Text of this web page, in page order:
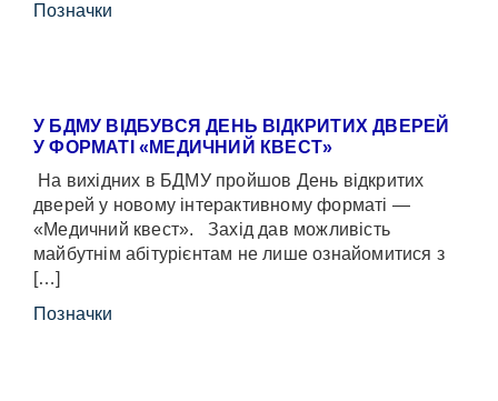
Позначки
У БДМУ ВІДБУВСЯ ДЕНЬ ВІДКРИТИХ ДВЕРЕЙ
У ФОРМАТІ «МЕДИЧНИЙ КВЕСТ»
На вихідних в БДМУ пройшов День відкритих
дверей у новому інтерактивному форматі —
«Медичний квест». Захід дав можливість
майбутнім абітурієнтам не лише ознайомитися з
[…]
Позначки